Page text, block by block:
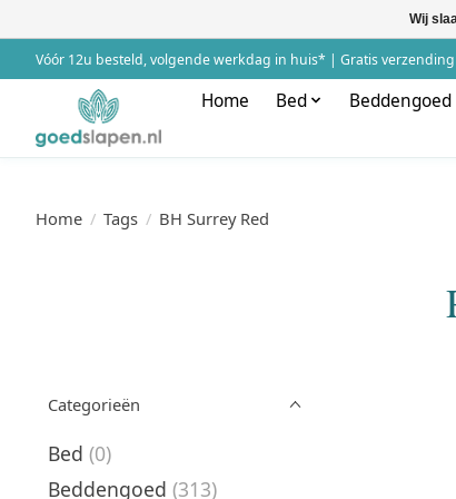
Vóór 12u besteld, volgende werkdag in huis* | Gratis
Home Bed Beddengoed
Home / Tags / BH Surrey Red
Categorieën
Bed (0)
Beddengoed (313)
Wij